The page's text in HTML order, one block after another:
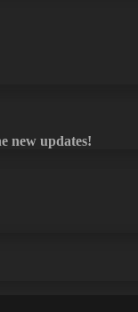
new updates!